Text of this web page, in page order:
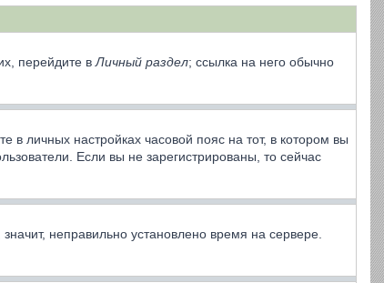
перейдите вЛичный раздел; ссылка на него обычно
в личных настройках часовой пояс на тот, в котором вы
Если вы не зарегистрированы, то сейчас
неправильно установлено время на сервере.